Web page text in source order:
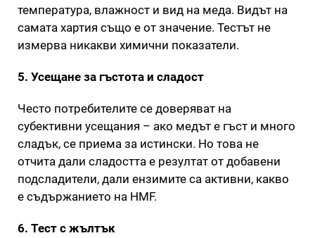
температура, влажност и вид на меда. Видът на
самата хартия също е от значение. Тестът не
измерва никакви химични показатели.
5. Усещане за гъстота и сладост
Често потребителите се доверяват на
субективни усещания – ако медът е гъст и много
сладък, се приема за истински. Но това не
отчита дали сладостта е резултат от добавени
подсладители, дали ензимите са активни, какво
е съдържанието на HMF.
6. Тест с жълтък